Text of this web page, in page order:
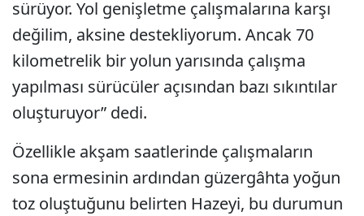
sürüyor. Yol genişletme çalışmalarına karşı
değilim, aksine destekliyorum. Ancak 70
kilometrelik bir yolun yarısında çalışma
yapılması sürücüler açısından bazı sıkıntılar
oluşturuyor” dedi.
Özellikle akşam saatlerinde çalışmaların
sona ermesinin ardından güzergâhta yoğun
toz oluştuğunu belirten Hazeyi, bu durumun